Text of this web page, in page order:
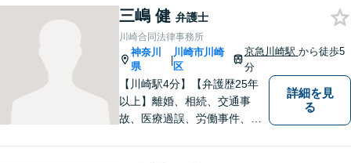
皆様が小さな違和感一つをも
覚えることなく、心からの笑
顔とともに生活できる社会を
つくれるよう尽力いたしま
す。
三嶋 健 弁護士
川崎合同法律事務所
神奈川
県
|
川崎市川崎
区
京急川崎駅 から徒歩5
分
【川崎駅4分】【弁護歴25年
以上】離婚、相続、交通事
故、医療過誤、労働事件、会
詳細を見
る